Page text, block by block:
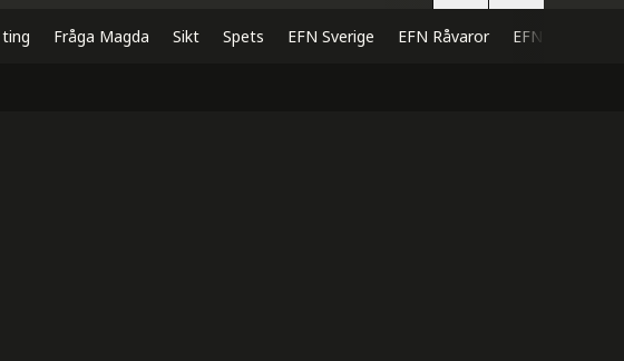
Fråga Magda Sikt Spets EFN Sverige EFN Råvaror EFN Direkt